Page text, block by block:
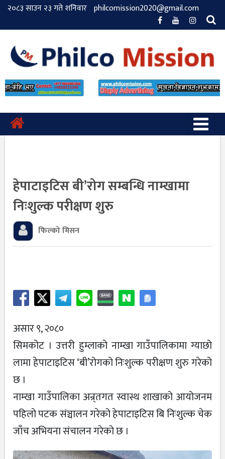
२०८३ साउन २३ गते शनिवार philcomission2020@gmail.com
हेपाटाइटिस बी’रोग सम्बन्धि नाम्खामा
निःशुल्क परीक्षण शुरु
फिल्को मिसन
असार ९, २०८०
सिमकोट । उत्तरी हुम्लाको नाम्खा गाउँपालिकामा ग्याछो
लामा हेपाटाइटिस ‘बी’रोगको निःशुल्क परीक्षण शुरु गरेको
छ ।
नाम्खा गाउँपालिका अन्र्तगत स्वास्थ शाखाको आयोजनम
पहिलो पटक संञ्चालन गरेको हेपाटाइटिस बि निःशुल्क चेक
जाँच अभियना संचालन गरेको छ ।